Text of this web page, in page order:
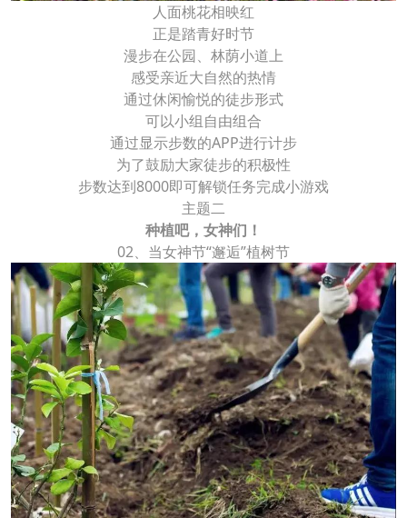
人面桃花相映红
正是踏青好时节
漫步在公园、林荫小道上
感受亲近大自然的热情
通过休闲愉悦的徒步形式
可以小组自由组合
通过显示步数的APP进行计步
为了鼓励大家徒步的积极性
步数达到8000即可解锁任务完成小游戏
主题二
种植吧，女神们！
02、当女神节“邂逅”植树节